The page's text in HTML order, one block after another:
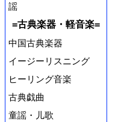
謡
=古典楽器・軽音楽=
中国古典楽器
イージーリスニング
ヒーリング音楽
古典戯曲
童謡・儿歌